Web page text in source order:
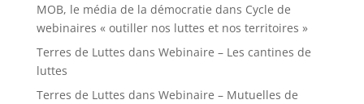
MOB, le média de la démocratie dans Cycle de
webinaires « outiller nos luttes et nos territoires »
Terres de Luttes dans Webinaire – Les cantines de
luttes
Terres de Luttes dans Webinaire – Mutuelles de